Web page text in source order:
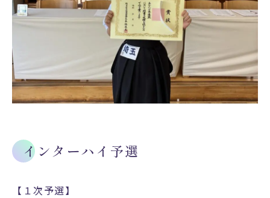
インターハイ予選
【１次予選】